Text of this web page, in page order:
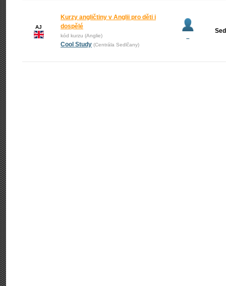
AJ
Kurzy angličtiny v Anglii pro děti i
dospělé
kód kurzu (Anglie)
Cool Study (Centrála Sedlčany)
–